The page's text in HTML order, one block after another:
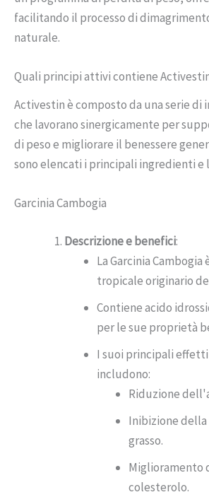
facilitando il processo di
naturale.
Quali principi attivi contiene
Activestin è composto da una serie
che lavorano sinergicamente per
di peso e migliorare il benessere
sono elencati i principali ingredienti e
Garcinia Cambogia
Descrizione e benefici:
La Garcinia
tropicale originario
Contiene acido
per le sue proprietà
I suoi principali
includono:
Riduzione
Inibizione
grasso.
Miglioramento
colesterolo.